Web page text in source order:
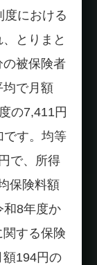
度における
とりまと
被保険者
で月額
の7,411円
です。均等
で、所得
保険料額
和8年度か
する保険
194円の